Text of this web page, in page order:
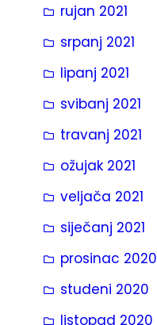
rujan 2021
srpanj 2021
lipanj 2021
svibanj 2021
travanj 2021
ožujak 2021
veljača 2021
siječanj 2021
prosinac 2020
studeni 2020
listopad 2020